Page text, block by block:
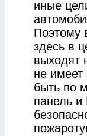
иные
Поэтому
здесь в
выходят
не
быть по
панель